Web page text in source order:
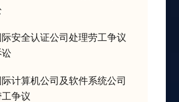
安全认证公司处理劳工争议
讼
计算机公司及软件系统公司
争议